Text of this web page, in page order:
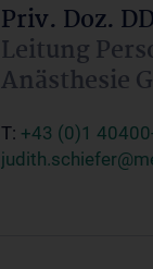
Priv. Doz.
Leitung
Anästhesie
T: +43 (0)1